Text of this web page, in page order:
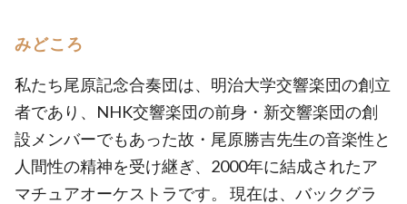
みどころ
私たち尾原記念合奏団は、明治大学交響楽団の創立
者であり、NHK交響楽団の前身・新交響楽団の創
設メンバーでもあった故・尾原勝吉先生の音楽性と
人間性の精神を受け継ぎ、2000年に結成されたア
マチュアオーケストラです。 現在は、バックグラ